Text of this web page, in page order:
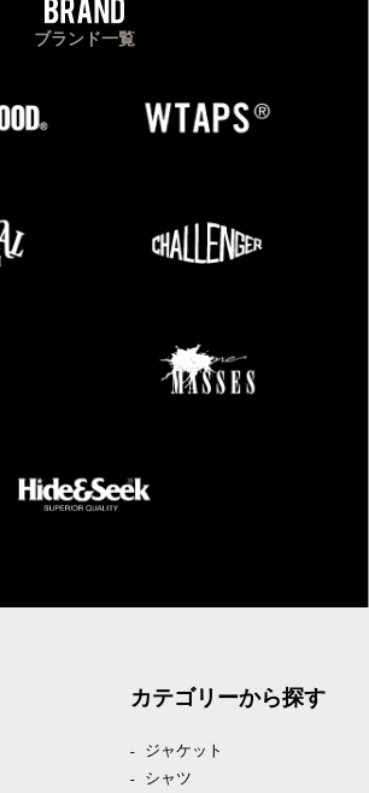
ブランド一覧
カテゴリーから探す
ジャケット
シャツ